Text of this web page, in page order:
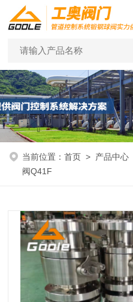
当前位置：首页 > 产品中心
阀Q41F